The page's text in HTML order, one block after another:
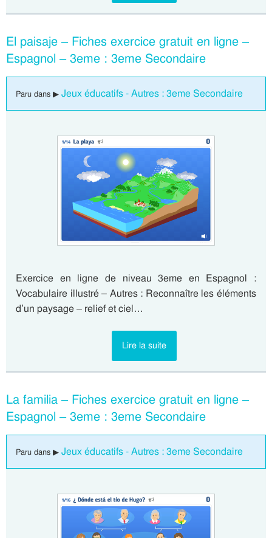
El paisaje – Fiches exercice gratuit en ligne –
Espagnol – 3eme : 3eme Secondaire
Paru dans ▶ Jeux éducatifs - Autres : 3eme Secondaire
Exercice en ligne de niveau 3eme en Espagnol :
Vocabulaire illustré – Autres : Reconnaître les éléments
d’un paysage – relief et ciel…
Lire la suite
La familia – Fiches exercice gratuit en ligne –
Espagnol – 3eme : 3eme Secondaire
Paru dans ▶ Jeux éducatifs - Autres : 3eme Secondaire